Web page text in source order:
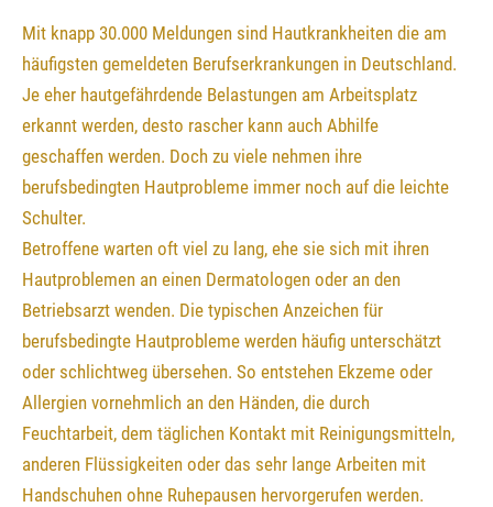
Mit knapp 30.000 Meldungen sind Hautkrankheiten die am
häufigsten gemeldeten Berufserkrankungen in Deutschland.
Je eher hautgefährdende Belastungen am Arbeitsplatz
erkannt werden, desto rascher kann auch Abhilfe
geschaffen werden. Doch zu viele nehmen ihre
berufsbedingten Hautprobleme immer noch auf die leichte
Schulter.
Betroffene warten oft viel zu lang, ehe sie sich mit ihren
Hautproblemen an einen Dermatologen oder an den
Betriebsarzt wenden. Die typischen Anzeichen für
berufsbedingte Hautprobleme werden häufig unterschätzt
oder schlichtweg übersehen. So entstehen Ekzeme oder
Allergien vornehmlich an den Händen, die durch
Feuchtarbeit, dem täglichen Kontakt mit Reinigungsmitteln,
anderen Flüssigkeiten oder das sehr lange Arbeiten mit
Handschuhen ohne Ruhepausen hervorgerufen werden.